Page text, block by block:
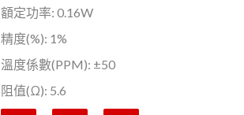
額定功率: 0.16W
精度(%): 1%
溫度係數(PPM): ±50
阻值(Ω): 5.6